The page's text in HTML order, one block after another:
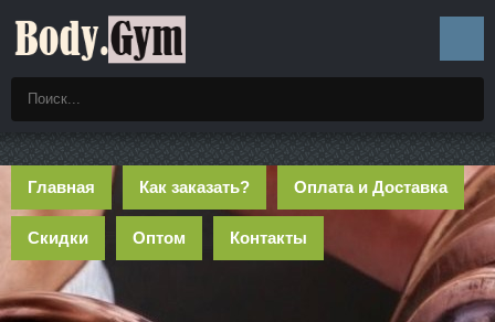
Главная Как заказать? Оплата и Доставка
Скидки Оптом Контакты